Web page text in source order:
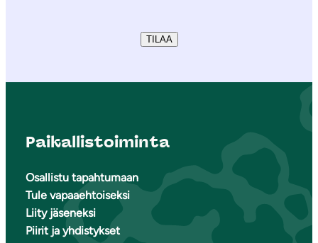
TILAA
Paikallistoiminta
Osallistu tapahtumaan
Tule vapaaehtoiseksi
Liity jäseneksi
Piirit ja yhdistykset